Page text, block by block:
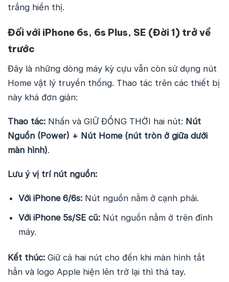
trắng hiển thị.
Đối với iPhone 6s, 6s Plus, SE (Đời 1) trở về
trước
Đây là những dòng máy kỳ cựu vẫn còn sử dụng nút
Home vật lý truyền thống. Thao tác trên các thiết bị
này khá đơn giản:
Thao tác: Nhấn và GIỮ ĐỒNG THỜI hai nút: Nút
Nguồn (Power) + Nút Home (nút tròn ở giữa dưới
màn hình).
Lưu ý vị trí nút nguồn:
Với iPhone 6/6s: Nút nguồn nằm ở cạnh phải.
Với iPhone 5s/SE cũ: Nút nguồn nằm ở trên đỉnh
máy.
Kết thúc: Giữ cả hai nút cho đến khi màn hình tắt
hẳn và logo Apple hiện lên trở lại thì thả tay.